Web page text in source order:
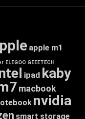
apple m1
ELEGOO GEEETECH
ipad kaby
macbook
nvidia
smart storage